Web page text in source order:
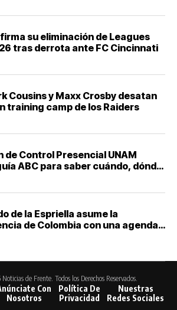
su eliminación de Leagues
tras derrota ante FC Cincinnati
Cousins y Maxx Crosby desatan
training camp de los Raiders
de Control Presencial UNAM
ABC para saber cuándo, dónde
de la Espriella asume la
de Colombia con una agenda
de Frente. Todos los Derechos Reservados.
Con
Nosotros
Política De
Privacidad
Nuestras
Redes Sociales